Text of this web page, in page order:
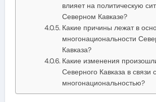
влияет на политическую
Северном Кавказе?
Какие причины лежат в
многонациональности
Кавказа?
Какие изменения
Северного Кавказа в связи
многонациональностью?